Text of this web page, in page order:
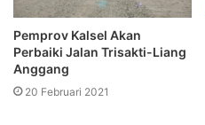
Pemprov Kalsel Akan
Perbaiki Jalan Trisakti-Liang
Anggang
20 Februari 2021